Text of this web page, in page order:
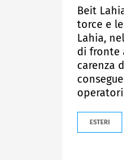
Beit
torce e
Lahia,
di fronte
carenza
ESTERI